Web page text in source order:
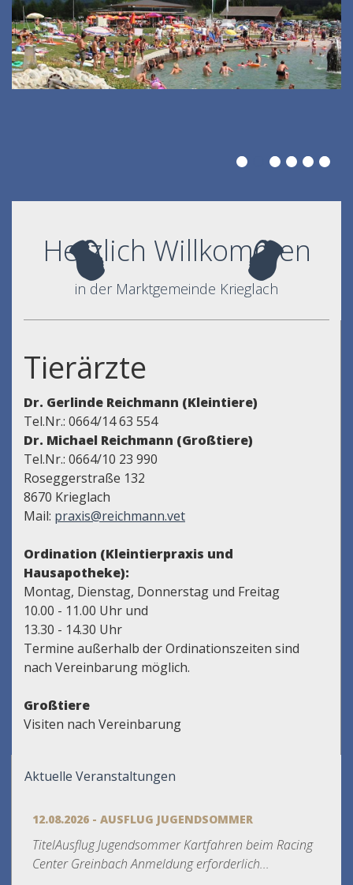
Herzlich Willkommen
in der Marktgemeinde Krieglach
Tierärzte
Dr. Gerlinde Reichmann (Kleintiere)
Tel.Nr.: 0664/14 63 554
Dr. Michael Reichmann (Großtiere)
Tel.Nr.: 0664/10 23 990
Roseggerstraße 132
8670 Krieglach
Mail: praxis@reichmann.vet
Ordination (Kleintierpraxis und
Hausapotheke):
Montag, Dienstag, Donnerstag und Freitag
10.00 - 11.00 Uhr und
13.30 - 14.30 Uhr
Termine außerhalb der Ordinationszeiten sind
nach Vereinbarung möglich.
Großtiere
Visiten nach Vereinbarung
Aktuelle Veranstaltungen
12.08.2026 - AUSFLUG JUGENDSOMMER
TitelAusflug Jugendsommer Kartfahren beim Racing
Center Greinbach Anmeldung erforderlich...